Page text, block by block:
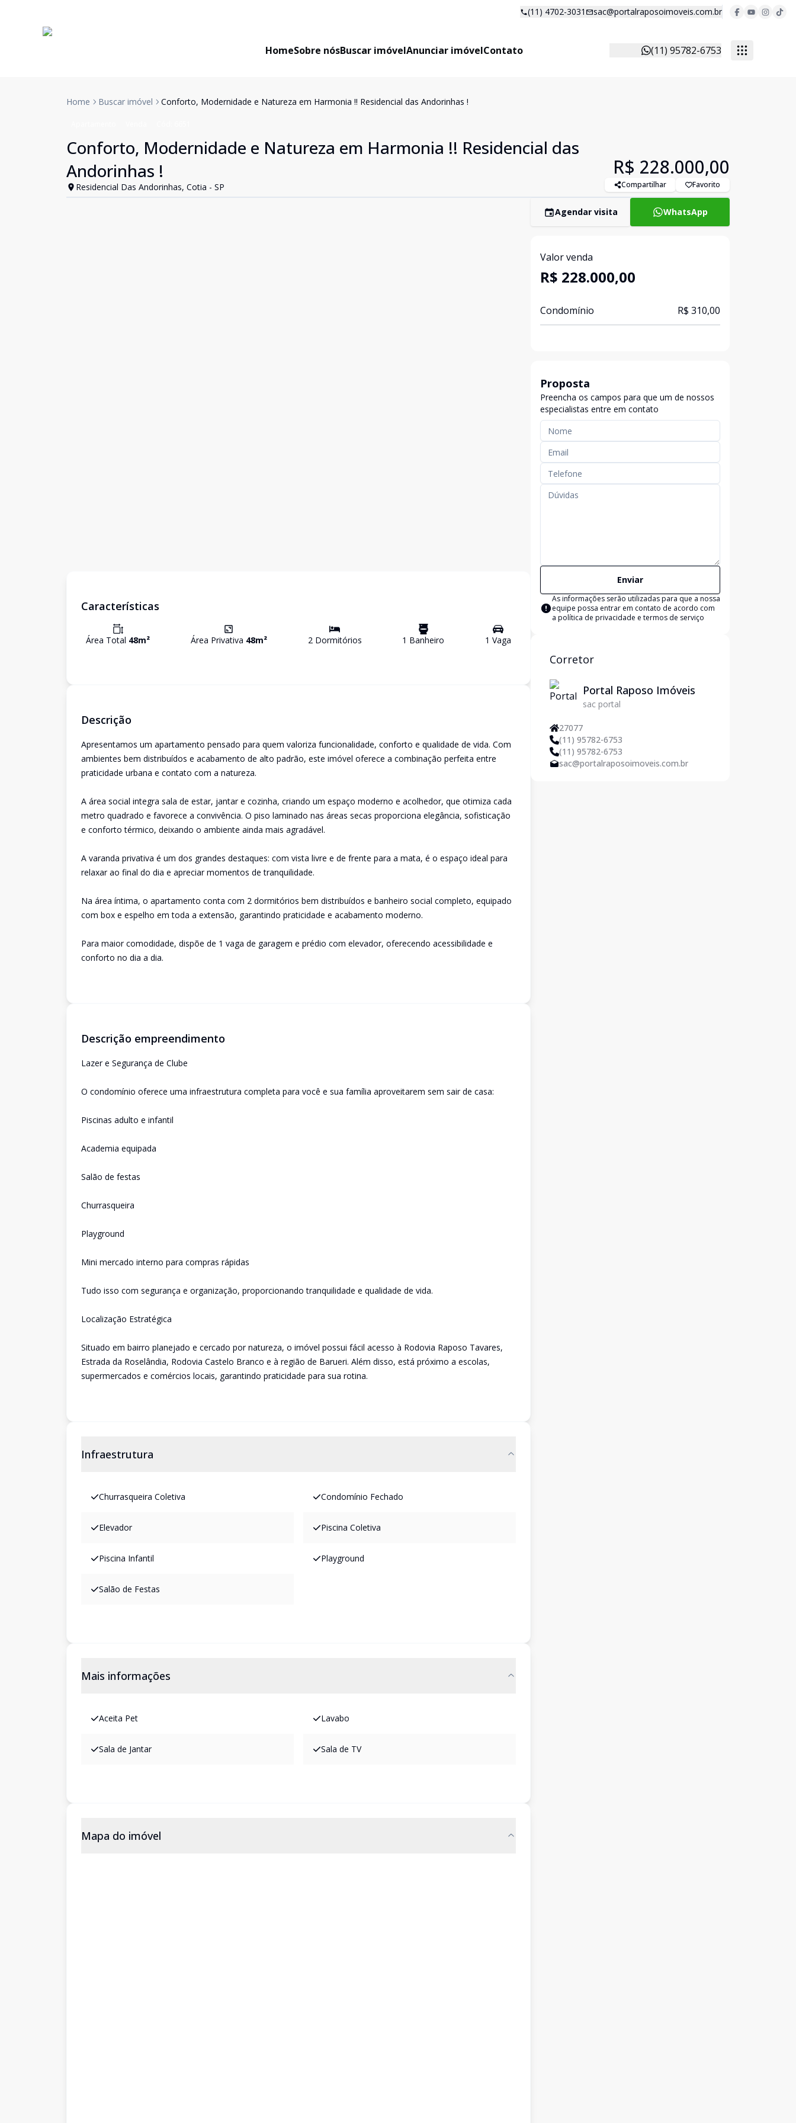
(11) 4702-3031 sac@portalraposoimoveis.com.br
HomeSobre nósBuscar imóvelAnunciar imóvelContato (11) 95782-6753
Home Buscar imóvel Conforto, Modernidade e Natureza em Harmonia !! Residencial das Andorinhas !
Conforto, Modernidade e Natureza em Harmonia !! Residencial das
Andorinhas !
Residencial Das Andorinhas, Cotia - SP
R$ 228.000,00
Compartilhar Favorito
Características
Área Total 48m² Área Privativa 48m² 2Dormitórios 1 Banheiro 1 Vaga
Descrição
Apresentamos um apartamento pensado para quem valoriza funcionalidade, conforto e qualidade de vida. Com
ambientes bem distribuídos e acabamento de alto padrão, este imóvel oferece a combinação perfeita entre
praticidade urbana e contato com a natureza.
A área social integra sala de estar, jantar e cozinha, criando um espaço moderno e acolhedor, que otimiza cada
metro quadrado e favorece a convivência. O piso laminado nas áreas secas proporciona elegância, sofisticação
e conforto térmico, deixando o ambiente ainda mais agradável.
A varanda privativa é um dos grandes destaques: com vista livre e de frente para a mata, é o espaço ideal para
relaxar ao final do dia e apreciar momentos de tranquilidade.
Na área íntima, o apartamento conta com 2 dormitórios bem distribuídos e banheiro social completo, equipado
com box e espelho em toda a extensão, garantindo praticidade e acabamento moderno.
Para maior comodidade, dispõe de 1 vaga de garagem e prédio com elevador, oferecendo acessibilidade e
conforto no dia a dia.
Descrição empreendimento
Lazer e Segurança de Clube
O condomínio oferece uma infraestrutura completa para você e sua família aproveitarem sem sair de casa:
Piscinas adulto e infantil
Academia equipada
Salão de festas
Churrasqueira
Playground
Mini mercado interno para compras rápidas
Tudo isso com segurança e organização, proporcionando tranquilidade e qualidade de vida.
Localização Estratégica
Situado em bairro planejado e cercado por natureza, o imóvel possui fácil acesso à Rodovia Raposo Tavares,
Estrada da Roselândia, Rodovia Castelo Branco e à região de Barueri. Além disso, está próximo a escolas,
supermercados e comércios locais, garantindo praticidade para sua rotina.
Infraestrutura
Churrasqueira Coletiva Condomínio Fechado
Elevador Piscina Coletiva
Piscina Infantil Playground
Salão de Festas
Mais informações
Aceita Pet Lavabo
Sala de Jantar Sala de TV
Mapa do imóvel
Agendar visita WhatsApp
Valor venda
R$ 228.000,00
Condomínio R$ 310,00
Proposta
Preencha os campos para que um de nossos
especialistas entre em contato
Enviar
As informações serão utilizadas para que a nossa
equipe possa entrar em contato de acordo com
a política de privacidade e termos de serviço
Corretor
Portal Raposo Imóveis
sac portal
27077
(11) 95782-6753
(11) 95782-6753
sac@portalraposoimoveis.com.br